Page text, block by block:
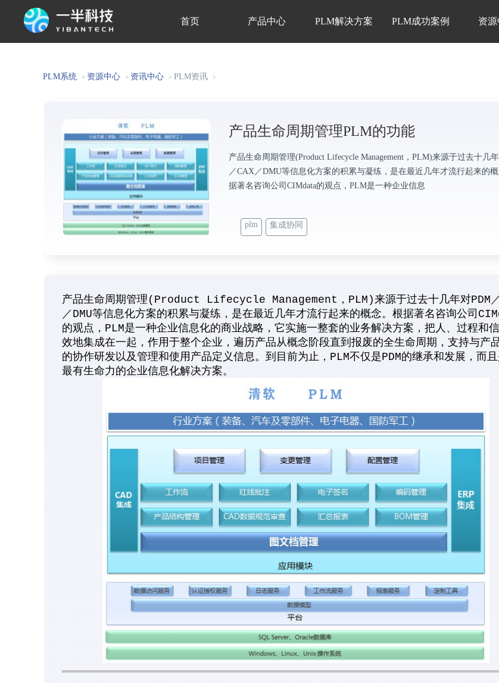
首页 产品中心 PLM解决方案 PLM成功案例 资
PLM系统 > 资源中心 > 资讯中心 > PLM资讯 >
产品生命周期管理PLM的功能
产品生命周期管理(Product Lifecycle Management，PLM)来源于过去十几
／CAX／DMU等信息化方案的积累与凝练，是在最近几年才流行起来的
据著名咨询公司CIMdata的观点，PLM是一种企业信息
plm 集成协同
产品生命周期管理(Product Lifecycle Management，PLM)来源于过去十几年对PDM
／DMU等信息化方案的积累与凝练，是在最近几年才流行起来的概念。根据著名咨询公司
的观点，PLM是一种企业信息化的商业战略，它实施一整套的业务解决方案，把人、过程和
效地集成在一起，作用于整个企业，遍历产品从概念阶段直到报废的全生命周期，支持与产
的协作研发以及管理和使用产品定义信息。到目前为止，PLM不仅是PDM的继承和发展，而
最有生命力的企业信息化解决方案。